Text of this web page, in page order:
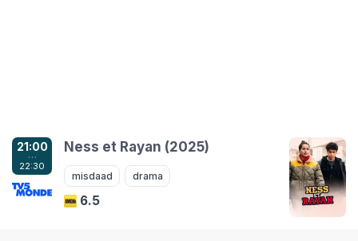
21:00
…
22:30
Ness et Rayan (2025)
misdaad drama
6.5